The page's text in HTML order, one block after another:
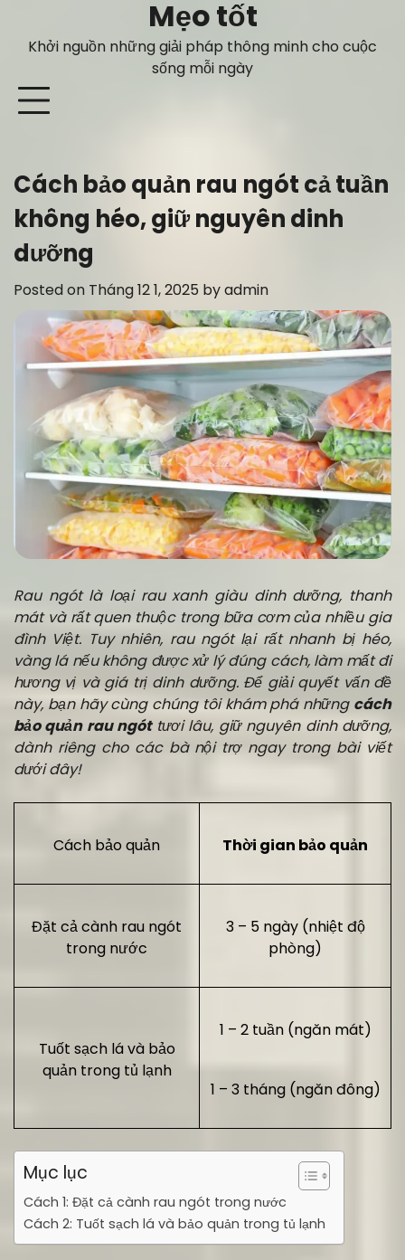
content
Mẹo tốt
Khởi nguồn những giải pháp thông minh cho cuộc
sống mỗi ngày
Cách bảo quản rau ngót cả tuần
không héo, giữ nguyên dinh
dưỡng
Posted on Tháng 12 1, 2025 byadmin
Rau ngót là loại rau xanh giàu dinh dưỡng, thanh
mát và rất quen thuộc trong bữa cơm của nhiều gia
đình Việt. Tuy nhiên, rau ngót lại rất nhanh bị héo,
vàng lá nếu không được xử lý đúng cách, làm mất đi
hương vị và giá trị dinh dưỡng. Để giải quyết vấn đề
này, bạn hãy cùng chúng tôi khám phá những cách
bảo quản rau ngóttươi lâu, giữ nguyên dinh dưỡng,
dành riêng cho các bà nội trợ ngay trong bài viết
dưới đây!
Cách bảo quản Thời gian bảo quản
Đặt cả cành rau ngót
trong nước
3 – 5 ngày (nhiệt độ
phòng)
Tuốt sạch lá và bảo
quản trong tủ lạnh
1 – 2 tuần (ngăn mát)
1 – 3 tháng (ngăn đông)
Mục lục
Cách 1: Đặt cả cành rau ngót trong nước
Cách 2: Tuốt sạch lá và bảo quản trong tủ lạnh